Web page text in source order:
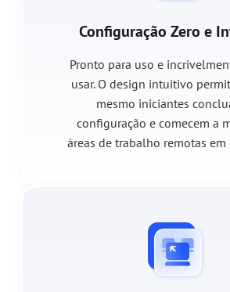
Configuração Zero e
Pronto para uso e
usar. O design intuitivo
mesmo iniciantes
configuração e comecem a
áreas de trabalho remotas em